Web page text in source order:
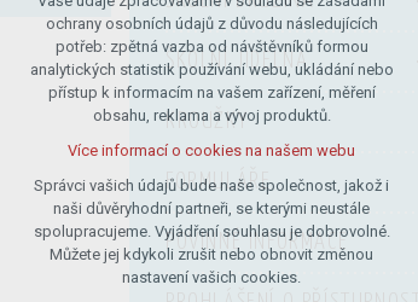
ŠKOLNÍ JÍDELNA
KROUŽKY
FORMULÁŘE
POVINNÉ INFORMACE
Technická cookies
nutná pro provozování webu
udržení kontextu stránek (session):
případná přihlášení, volby jazyka, apod.
Volitelná cookies
analytická pro anonymizované
vyhodnocení návštěvnosti
marketingová cookies (Google)
Více informací o cookies na našem webu
ochrany osobních údajů z důvodu následujících
potřeb: zpětná vazba od návštěvníků formou
analytických statistik používání webu, ukládání nebo
přístup k informacím na vašem zařízení, měření
obsahu, reklama a vývoj produktů.
Více informací o cookies na našem webu
Správci vašich údajů bude naše společnost, jakož i
naši důvěryhodní partneři, se kterými neustále
spolupracujeme. Vyjádření souhlasu je dobrovolné.
Můžete jej kdykoli zrušit nebo obnovit změnou
nastavení vašich cookies.